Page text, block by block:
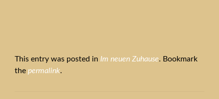
This entry was posted in Im neuen Zuhause. Bookmark
the permalink.